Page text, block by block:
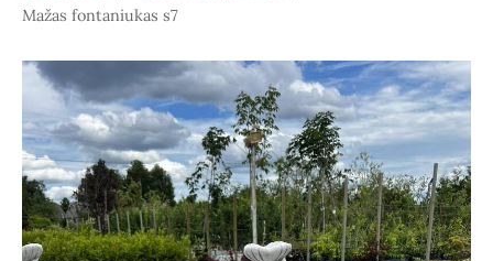
Mažas fontaniukas s7